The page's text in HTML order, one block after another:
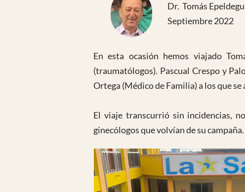
Dr. Tomás
Septiembre 2022
En esta ocasión hemos viajado
(traumatólogos). Pascual Crespo y
Ortega (Médico de Familia) a los que
El viaje transcurrió sin incidencias,
ginecólogos que volvían de su campaña.